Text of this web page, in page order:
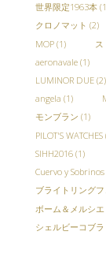
世界限定1963本
クロノマット (2)
MOP(1)
aeronavale(1)
LUMINOR DUE(2)
angela (1)
モンブラン (1)
PILOT'S WATCHES
SIHH2016(1)
Cuervo y Sobrinos
ブライトリング
ボーム＆メルシエ
シェルビーコブラ